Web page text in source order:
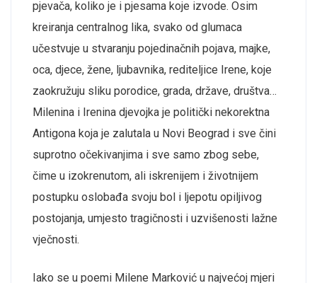
pjevača, koliko je i pjesama koje izvode. Osim
kreiranja centralnog lika, svako od glumaca
učestvuje u stvaranju pojedinačnih pojava, majke,
oca, djece, žene, ljubavnika, rediteljice Irene, koje
zaokružuju sliku porodice, grada, države, društva…
Milenina i Irenina djevojka je politički nekorektna
Antigona koja je zalutala u Novi Beograd i sve čini
suprotno očekivanjima i sve samo zbog sebe,
čime u izokrenutom, ali iskrenijem i životnijem
postupku oslobađa svoju bol i ljepotu opiljivog
postojanja, umjesto tragičnosti i uzvišenosti lažne
vječnosti.
Iako se u poemi Milene Marković u najvećoj mjeri